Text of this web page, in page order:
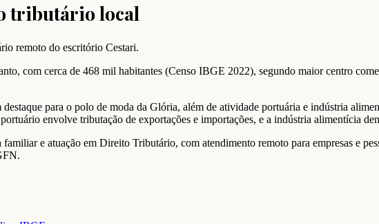
tributário local
remoto do escritório Cestari.
com cerca de 468 mil habitantes (Censo IBGE 2022), segundo maior centro
para o polo de moda da Glória, além de atividade portuária e indústria
envolve tributação de exportações e importações, e a indústria alimentícia
e atuação em Direito Tributário, com atendimento remoto para empresas e